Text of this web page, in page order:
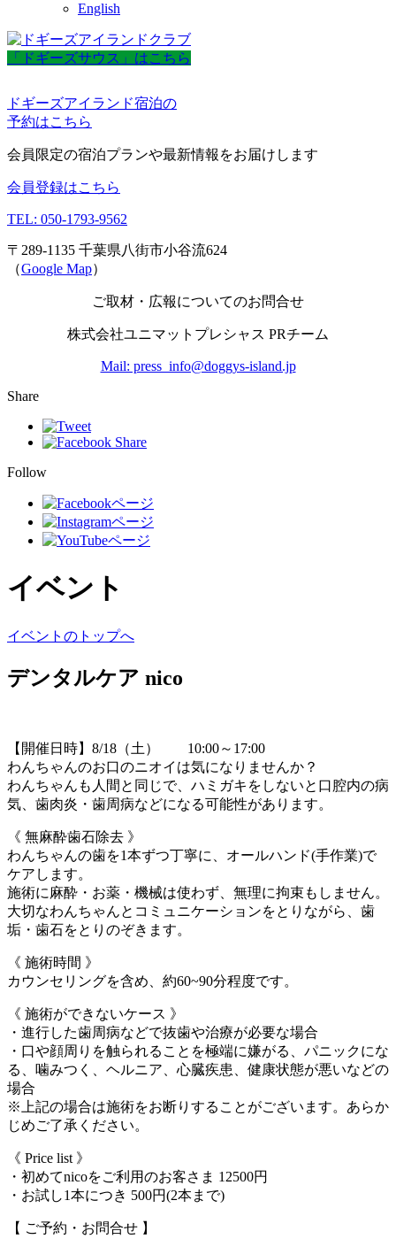
English
「ドギーズサウス」はこちら
ドギーズアイランド宿泊の
予約はこちら
会員限定の宿泊プランや最新情報をお届けします
会員登録はこちら
TEL: 050-1793-9562
〒289-1135 千葉県八街市小谷流624
（Google Map）
ご取材・広報についてのお問合せ
株式会社ユニマットプレシャス PRチーム
Mail: press_info@doggys-island.jp
Share
Follow
イベント
イベントのトップへ
デンタルケア nico
【開催日時】8/18（土） 10:00～17:00
わんちゃんのお口のニオイは気になりませんか？
わんちゃんも人間と同じで、ハミガキをしないと口腔内の病
気、歯肉炎・歯周病などになる可能性があります。
《 無麻酔歯石除去 》
わんちゃんの歯を1本ずつ丁寧に、オールハンド(手作業)で
ケアします。
施術に麻酔・お薬・機械は使わず、無理に拘束もしません。
大切なわんちゃんとコミュニケーションをとりながら、歯
垢・歯石をとりのぞきます。
《 施術時間 》
カウンセリングを含め、約60~90分程度です。
《 施術ができないケース 》
・進行した歯周病などで抜歯や治療が必要な場合
・口や顔周りを触られることを極端に嫌がる、パニックにな
る、噛みつく、ヘルニア、心臓疾患、健康状態が悪いなどの
場合
※上記の場合は施術をお断りすることがございます。あらか
じめご了承ください。
《 Price list 》
・初めてnicoをご利用のお客さま 12500円
・お試し1本につき 500円(2本まで)
【 ご予約・お問合せ 】